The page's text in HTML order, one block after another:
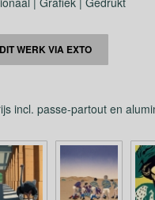
WERK VIA EXTO
incl. passe-partout en